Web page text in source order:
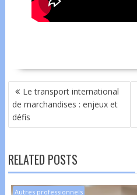
NAVIGATION
DE
L’ARTICLE
Le transport international
de marchandises : enjeux et
défis
RELATED POSTS
Autres professionnels